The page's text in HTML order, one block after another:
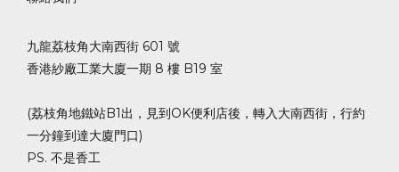
九龍荔枝角大南西街 601 號
香港紗廠工業大廈一期 8 樓 B19 室
(荔枝角地鐵站B1出，見到OK便利店後，轉入大南西街，行約
一分鐘到達大廈門口)
PS. 不是香工